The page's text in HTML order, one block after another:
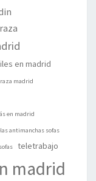
en madrid
madrid
en madrid
antimanchas sofas
teletrabajo
madrid